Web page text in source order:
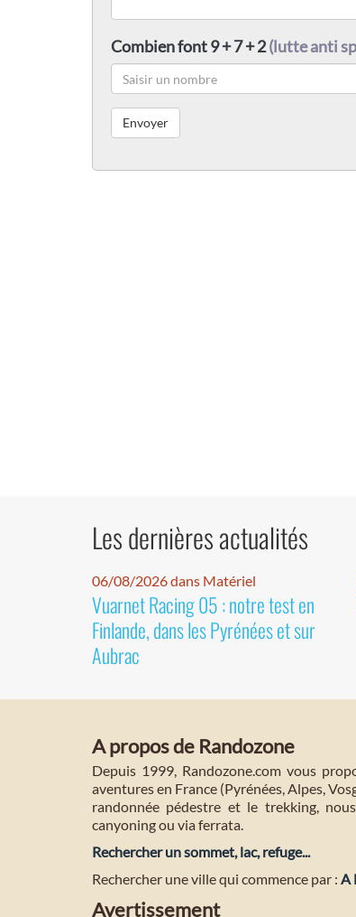
Combien font 9 + 7 + 2(lutte anti
Les dernières actualités
06/08/2026 dans Matériel
Vuarnet Racing 05 : notre test en
Finlande, dans les Pyrénées et sur
Aubrac
A propos de Randozone
Depuis 1999, Randozone.com vous
aventures en France (Pyrénées, Alpes,
randonnée pédestre et le trekking,
canyoning ou via ferrata.
Rechercher un sommet, lac, refuge...
Rechercher une ville qui commence par : A
Avertissement